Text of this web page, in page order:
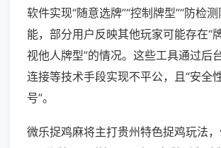
软件实现“随意选牌”“控制牌型”“防检
能，部分用户反映其他玩家可能存在“
视他人牌型”的情况。这些工具通过后
连接等技术手段实现不平公，且“安全
号”。
微乐捉鸡麻将主打贵州特色捉鸡玩法